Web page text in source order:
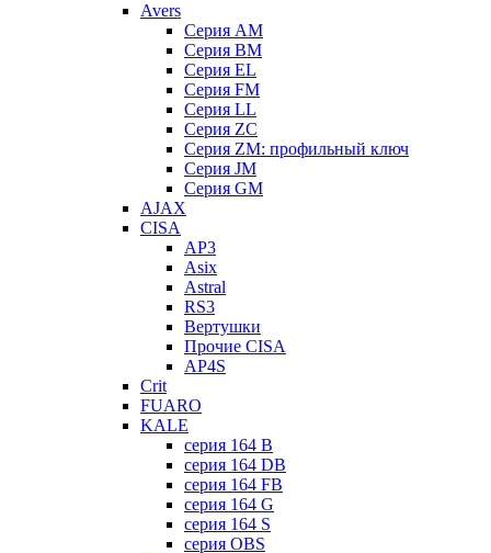
Avers
Серия AM
Серия BM
Серия EL
Серия FM
Серия LL
Серия ZC
Серия ZM: профильный ключ
Серия JM
Серия GM
AJAX
CISA
AP3
Asix
Astral
RS3
Вертушки
Прочие CISA
AP4S
Crit
FUARO
KALE
серия 164 B
серия 164 DB
серия 164 FB
серия 164 G
серия 164 S
серия OBS